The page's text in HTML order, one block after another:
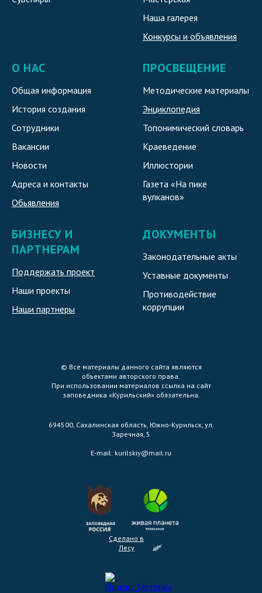
Наша галерея
Конкурсы и объявления
О НАС
Общая информация
История создания
Сотрудники
Вакансии
Новости
Адреса и контакты
Обьявления
ПРОСВЕЩЕНИЕ
Методические материалы
Энциклопедия
Топонимический словарь
Краеведение
Иллюстории
Газета «На пике
вулканов»
БИЗНЕСУ И
ПАРТНЕРАМ
Поддержать проект
Наши проекты
Наши партнеры
ДОКУМЕНТЫ
Законодательные акты
Уставные документы
Противодействие
коррупции
Сделано в
Лесу
© Все материалы данного сайта являются
объектами авторского права.
При использовании материалов ссылка на сайт
заповедника «Курильский» обязательна.
694500, Сахалинская область, Южно-Курильск, ул.
Заречная, 5
E-mail: kurilskiy@mail.ru